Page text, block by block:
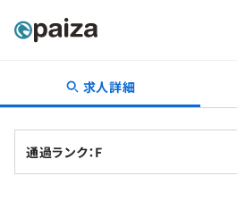
転職・キャリア
新卒就活
求人詳細
通過ランク：F